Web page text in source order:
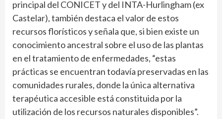
principal del CONICET y del INTA-Hurlingham (ex
Castelar), también destaca el valor de estos
recursos florísticos y señala que, si bien existe un
conocimiento ancestral sobre el uso de las plantas
en el tratamiento de enfermedades, “estas
prácticas se encuentran todavía preservadas en las
comunidades rurales, donde la única alternativa
terapéutica accesible está constituida por la
utilización de los recursos naturales disponibles”.